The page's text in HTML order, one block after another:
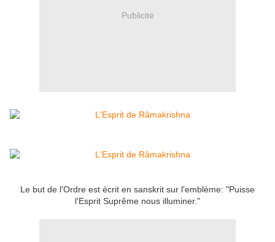
Publicité
Le but de l'Ordre est écrit en sanskrit sur l'emblème: "Puisse
l'Esprit Suprême nous illuminer."